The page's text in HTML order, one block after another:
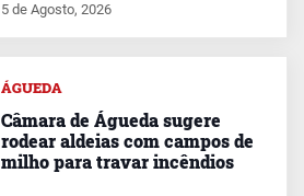
5 de Agosto, 2026
ÁGUEDA
Câmara de Águeda sugere
rodear aldeias com campos de
milho para travar incêndios